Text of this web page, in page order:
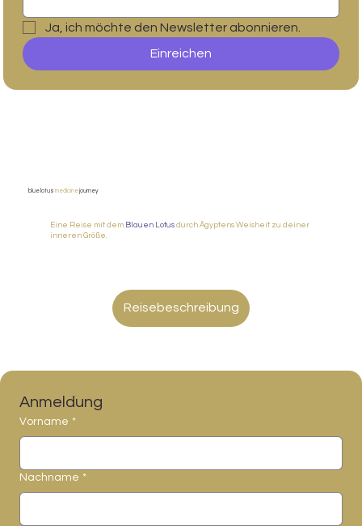
Ja, ich möchte den Newsletter abonnieren.
Einreichen
blue lotusmedicinejourney
Eine Reise mit dem Blauen Lotus durch Ägyptens Weisheit zu deiner
inneren Größe.
Reisebeschreibung
Anmeldung
Vorname *
Nachname *